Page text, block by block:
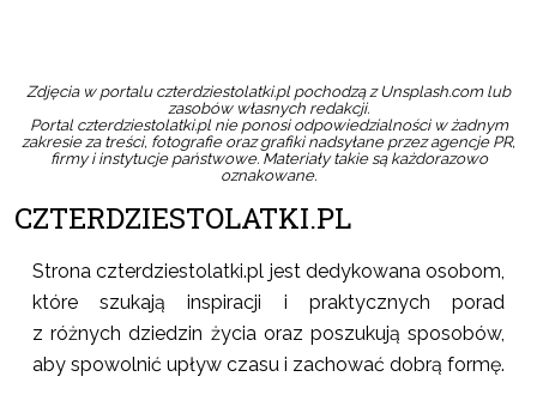
Zdjęcia w portalu czterdziestolatki.pl pochodzą z Unsplash.com lub
zasobów własnych redakcji.
Portal czterdziestolatki.pl nie ponosi odpowiedzialności w żadnym
zakresie za treści, fotografie oraz grafiki nadsyłane przez agencje PR,
firmy i instytucje państwowe. Materiały takie są każdorazowo
oznakowane.
CZTERDZIESTOLATKI.PL
Strona czterdziestolatki.pl jest dedykowana osobom,
które szukają inspiracji i praktycznych porad
z różnych dziedzin życia oraz poszukują sposobów,
aby spowolnić upływ czasu i zachować dobrą formę.